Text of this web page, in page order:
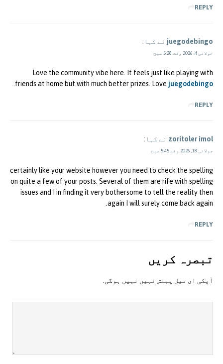
REPLY
juegodebingo نے کہا:
جولائی 4, 2026 وقت 5:28 صبح
Love the community vibe here. It feels just like playing with
friends at home but with much better prizes. Love juegodebingo
REPLY
zoritoler imol نے کہا:
جولائی 18, 2026 وقت 5:45 صبح
certainly like your website however you need to check the spelling
on quite a few of your posts. Several of them are rife with spelling
issues and I in finding it very bothersome to tell the reality then
again I will surely come back again.
REPLY
تبصرہ کريں
آپکی ای ميل پبلش نہيں نہيں ہوگی.